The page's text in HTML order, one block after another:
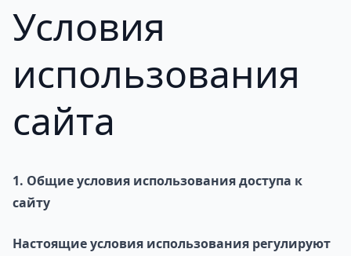
Условия
использования
сайта
1. Общие условия использования доступа к
сайту
Настоящие условия использования регулируют